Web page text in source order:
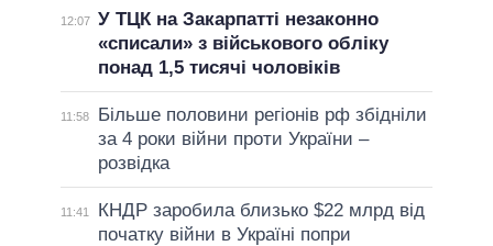
12:07 У ТЦК на Закарпатті незаконно
«списали» з військового обліку
понад 1,5 тисячі чоловіків
11:58
Більше половини регіонів рф збідніли
за 4 роки війни проти України –
розвідка
11:41
КНДР заробила близько $22 млрд від
початку війни в Україні попри